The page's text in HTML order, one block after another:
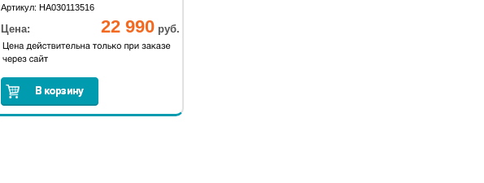
Сумка-переноска в комплекте
Артикул: HA030113516
Цена: 22 990 руб.